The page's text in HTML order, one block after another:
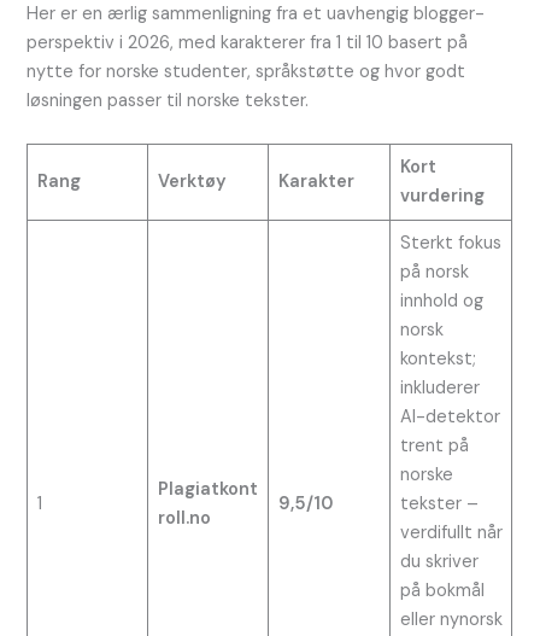
Her er en ærlig sammenligning fra et uavhengig blogger-
perspektiv i 2026, med karakterer fra 1 til 10 basert på
nytte for norske studenter, språkstøtte og hvor godt
løsningen passer til norske tekster.
Rang Verktøy Karakter
Kort
vurdering
1
Plagiatkont
roll.no
9,5/10
Sterkt fokus
på norsk
innhold og
norsk
kontekst;
inkluderer
AI-detektor
trent på
norske
tekster –
verdifullt når
du skriver
på bokmål
eller nynorsk